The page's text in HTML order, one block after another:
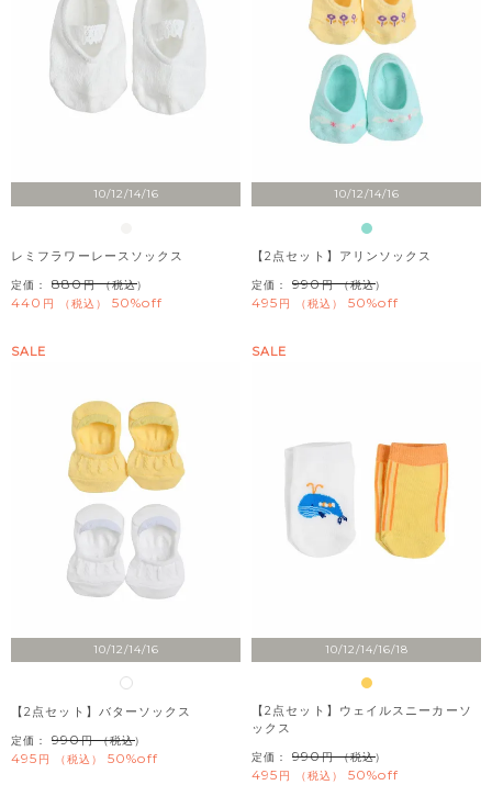
10/12/14/16
レミフラワーレースソックス
定価： 880 （税込）
440 税込 50%off
10/12/14/16
【2点セット】アリンソックス
定価： 990 （税込）
495 税込 50%off
10/12/14/16
SALE
【2点セット】バターソックス
定価： 990 （税込）
495 税込 50%off
10/12/14/16/18
SALE
【2点セット】ウェイルスニーカーソ
ックス
定価： 990 （税込）
495 税込 50%off